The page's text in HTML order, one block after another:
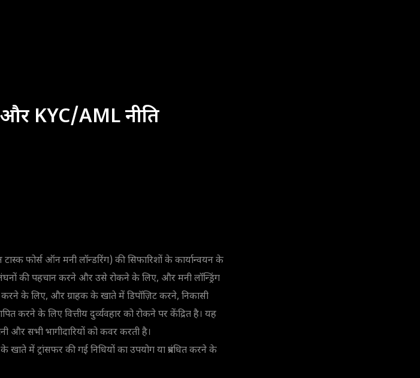
और KYC/AML नीति
फोर्स ऑन मनी लॉन्डरिंग) की सिफारिशों के कार्यान्वयन के
की पहचान करने और उसे रोकने के लिए, और मनी लॉन्ड्रिंग
के लिए, और ग्राहक के खाते में डिपॉज़िट करने, निकासी
करने के लिए वित्तीय दुर्व्यवहार को रोकने पर केंद्रित है। यह
और सभी भागीदारियों को कवर करती है।
में ट्रांसफर की गई निधियों का उपयोग या प्रबंधित करने के